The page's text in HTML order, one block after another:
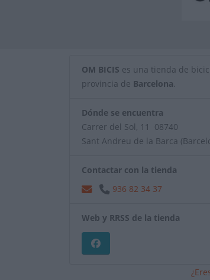
OM BICIS es una tienda de
provincia de Barcelona.
Dónde se encuentra
Carrer del Sol, 11 08740
Sant Andreu de la Barca
Contactar con la tienda
936 82 34 37
Web y RRSS de la tienda